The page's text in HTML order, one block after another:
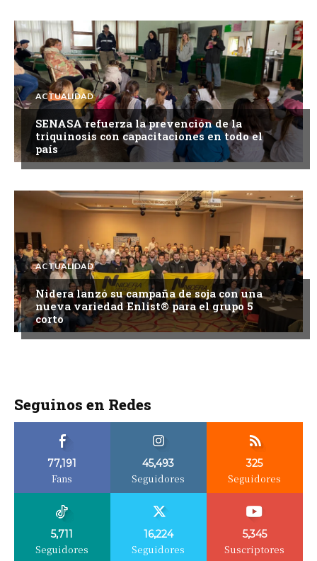
ACTUALIDAD
SENASA refuerza la prevención de la
triquinosis con capacitaciones en todo el
país
ACTUALIDAD
Nidera lanzó su campaña de soja con una
nueva variedad Enlist® para el grupo 5
corto
Seguinos en Redes
77,191
Fans
45,493
Seguidores
325
Seguidores
5,711
Seguidores
16,224
Seguidores
5,345
Suscriptores